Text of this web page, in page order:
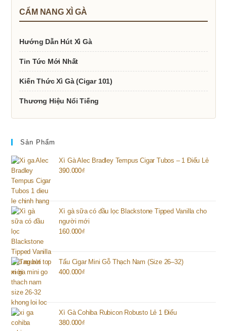
CẨM NANG XÌ GÀ
Hướng Dẫn Hút Xì Gà
Tin Tức Mới Nhất
Kiến Thức Xì Gà (Cigar 101)
Thương Hiệu Nổi Tiếng
Sản Phẩm
Xì Gà Alec Bradley Tempus Cigar Tubos – 1 Điếu Lẻ
390.000₫
Xì gà sữa có đầu lọc Blackstone Tipped Vanilla cho
người mới
160.000₫
Tẩu Cigar Mini Gỗ Thạch Nam (Size 26–32)
400.000₫
Xì Gà Cohiba Rubicon Robusto Lẻ 1 Điếu
380.000₫